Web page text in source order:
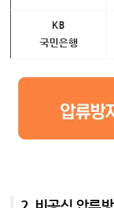
KB
국민은행